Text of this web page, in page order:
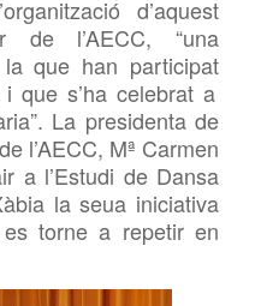
d’aquest
de l’AECC, “una
que han participat
i que s’ha celebrat a
La presidenta de
l’AECC, Mª Carmen
a l’Estudi de Dansa
la seua iniciativa
torne a repetir en